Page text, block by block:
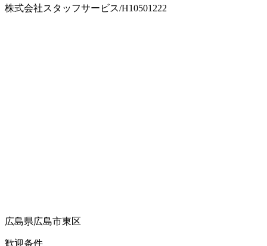
株式会社スタッフサービス/H10501222
広島県広島市東区
歓迎条件